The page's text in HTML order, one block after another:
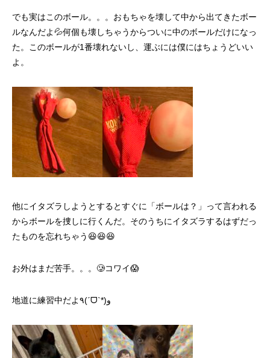
でも実はこのボール。。。おもちゃを壊して中から出てきたボー
ルなんだよ💦何個も壊しちゃうからついに中のボールだけになっ
た。このボールが1番壊れないし、運ぶには僕にはちょうどいい
よ。
他にイタズラしようとするとすぐに「ボールは？」って言われる
からボールを捜しに行くんだ。そのうちにイタズラするはずだっ
たものを忘れちゃう😆😆😆
お外はまだ苦手。。。🥲コワイ😱
地道に練習中だよ٩(ˊᗜˋ*)و